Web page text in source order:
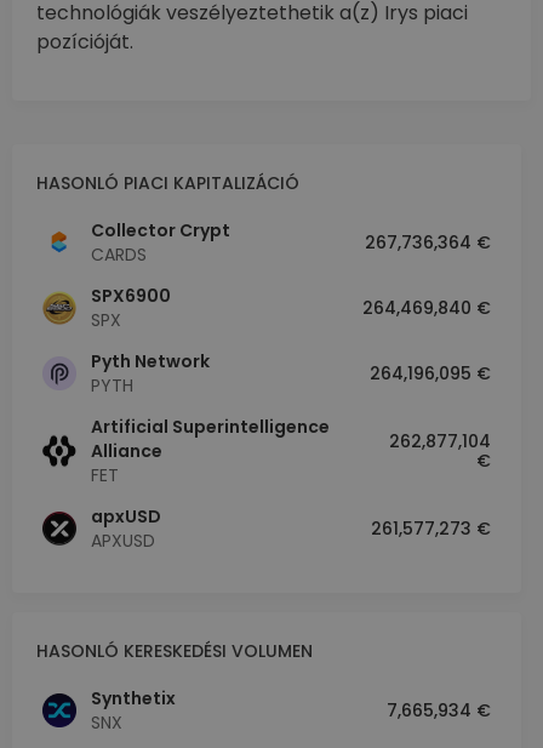
technológiák veszélyeztethetik a(z) Irys piaci
pozícióját.
HASONLÓ PIACI KAPITALIZÁCIÓ
Collector Crypt
CARDS
267,736,364 €
SPX6900
SPX
264,469,840 €
Pyth Network
PYTH
264,196,095 €
Artificial Superintelligence
Alliance
FET
262,877,104
€
apxUSD
APXUSD
261,577,273 €
HASONLÓ KERESKEDÉSI VOLUMEN
Synthetix
SNX
7,665,934 €